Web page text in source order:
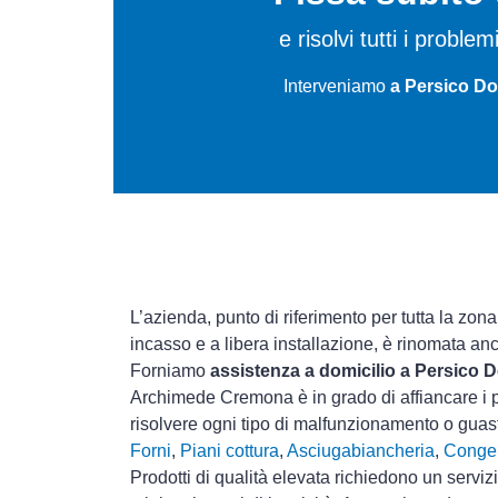
e risolvi tutti i
Interveniamo a Persico
L’azienda, punto di riferimento per tutta la
incasso e a libera installazione, è rinomata
Forniamo assistenza a domicilio a Persico
Archimede Cremona è in grado di affiancare i
risolvere ogni tipo di malfunzionamento o
Forni, Piani cottura, Asciugabiancheria,
Prodotti di qualità elevata richiedono un